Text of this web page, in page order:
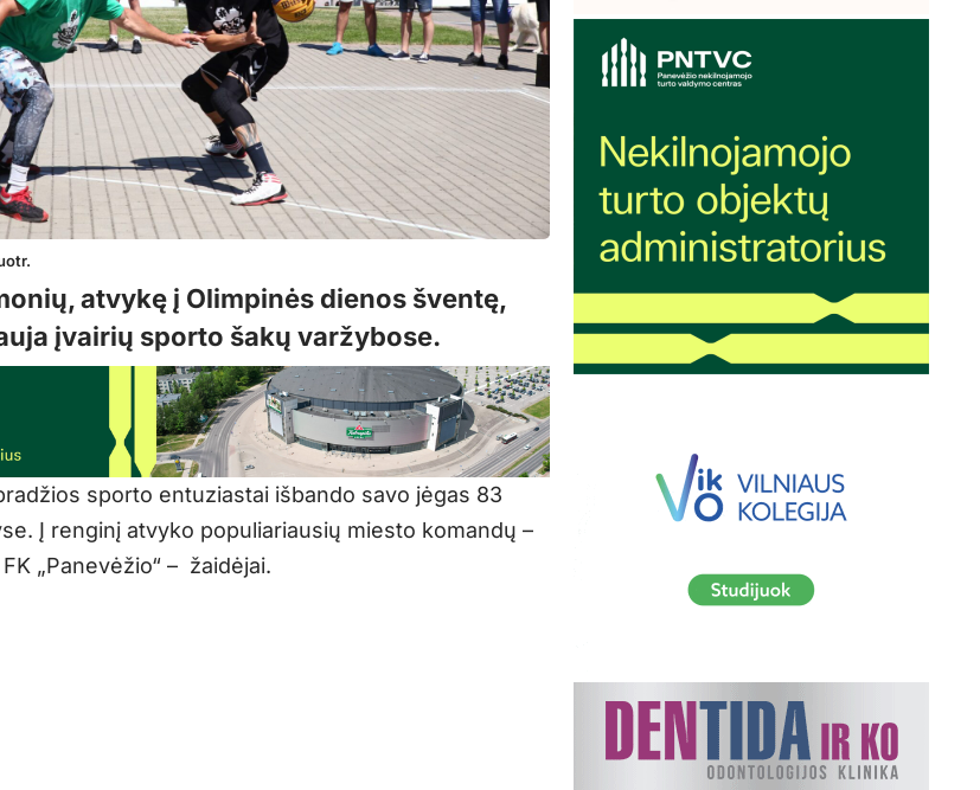
atvykę į Olimpinės dienos šventę,
įvairių sporto šakų varžybose.
sporto entuziastai išbando savo jėgas 83
Į renginį atvyko populiariausių miesto komandų –
„Panevėžio“ – žaidėjai.